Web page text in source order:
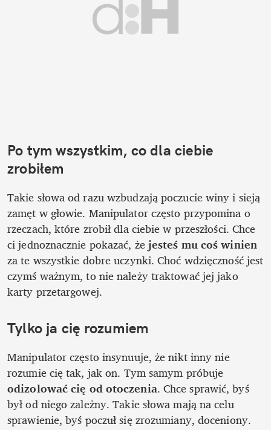
Po tym wszystkim, co dla ciebie
zrobiłem
Takie słowa od razu wzbudzają poczucie winy i sieją
zamęt w głowie. Manipulator często przypomina o
rzeczach, które zrobił dla ciebie w przeszłości. Chce
ci jednoznacznie pokazać, że jesteś mu coś winien
za te wszystkie dobre uczynki. Choć wdzięczność jest
czymś ważnym, to nie należy traktować jej jako
karty przetargowej.
Tylko ja cię rozumiem
Manipulator często insynuuje, że nikt inny nie
odizolować cię od otoczenia. Chce sprawić, byś
był od niego zależny. Takie słowa mają na celu
sprawienie, byś poczuł się zrozumiany, doceniony.